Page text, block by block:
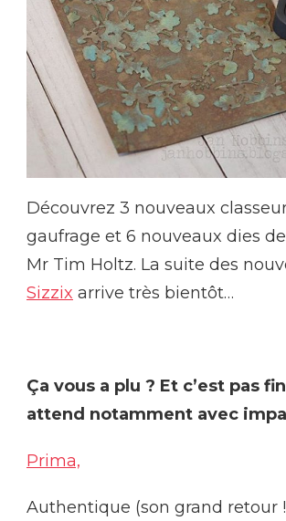
Découvrez 3 nouveaux
gaufrage et 6 nouveaux dies
Mr Tim Holtz. La suite des
Sizzix arrive très bientôt…
Ça vous a plu ? Et c’est pas
attend notamment avec
Prima,
Authentique (son grand retour